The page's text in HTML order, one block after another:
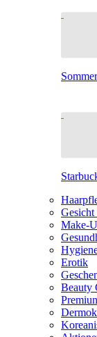
Make-
Erotik
Beauty